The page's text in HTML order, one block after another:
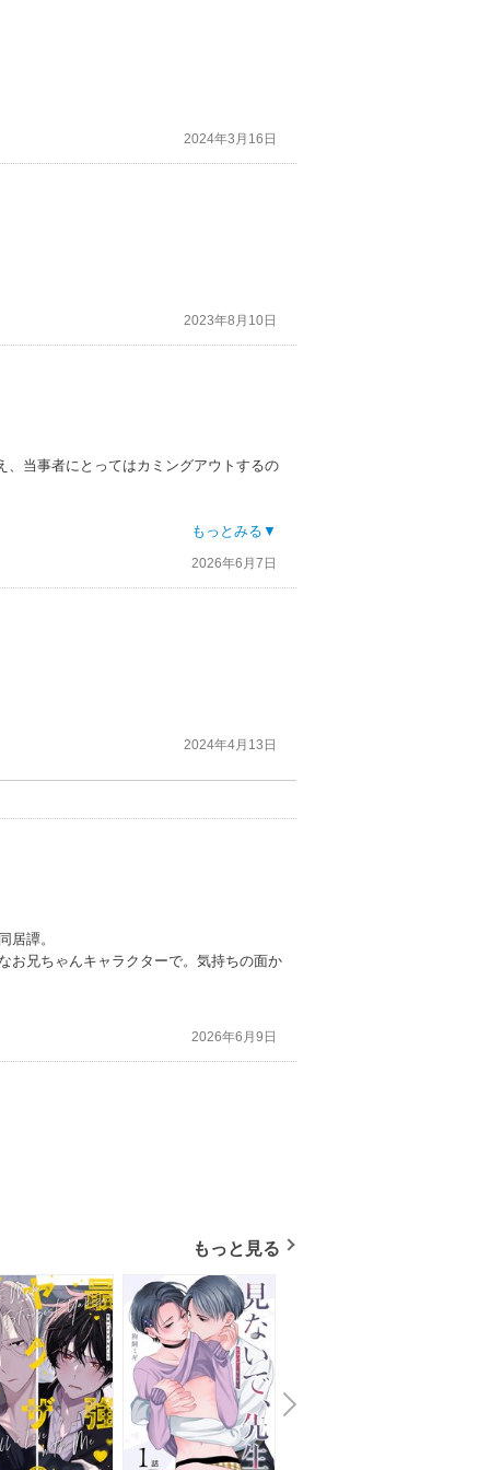
2024年3月16日
2023年8月10日
当事者にとってはカミングアウトするの
したいと思えるほどに、ゲイ男子への好
。派手な作風ではないのに、人の日常と
もっとみる▼
2026年6月7日
2024年4月13日
居譚。
お兄ちゃんキャラクターで。気持ちの面か
2026年6月9日
もっと見る
N
e
x
t